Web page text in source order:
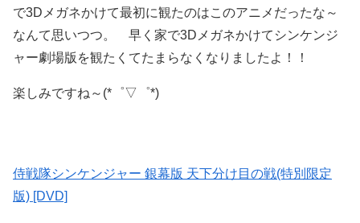
で3Dメガネかけて最初に観たのはこのアニメだったな～
なんて思いつつ。 早く家で3Dメガネかけてシンケンジ
ャー劇場版を観たくてたまらなくなりましたよ！！
楽しみですね～(*゜▽゜*)
侍戦隊シンケンジャー 銀幕版 天下分け目の戦(特別限定
版) [DVD]